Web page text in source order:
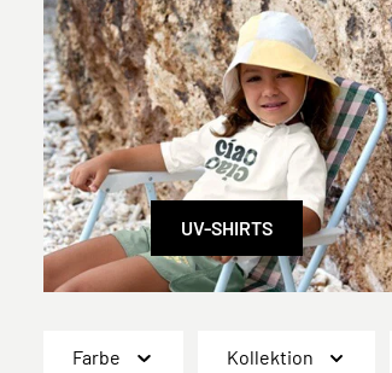
UV-SHIRTS
Farbe Kollektion